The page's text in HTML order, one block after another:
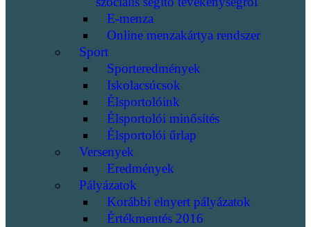
E-menza
Online menzakártya rendszer
Sport
Sporteredmények
Iskolacsúcsok
Élsportolóink
Élsportolói minősítés
Élsportolói űrlap
Versenyek
Eredmények
Pályázatok
Korábbi elnyert pályázatok
Értékmentés 2016